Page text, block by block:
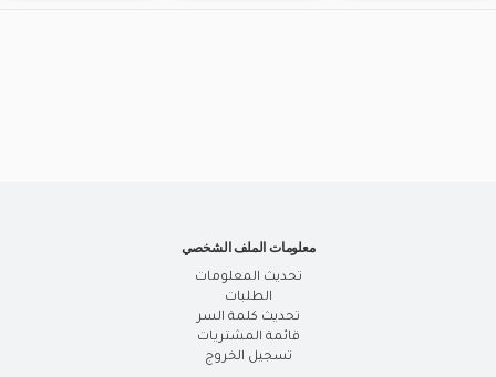
معلومات الملف الشخصي
تحديث المعلومات
الطلبات
تحديث كلمة السر
قائمة المشتريات
تسجيل الخروج